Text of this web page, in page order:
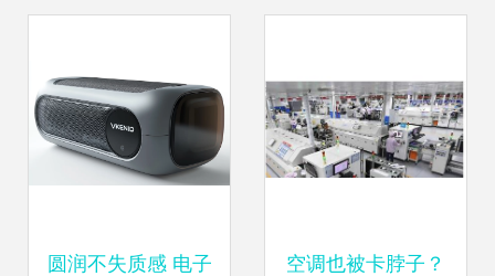
产
圆润不失质感 电子 空调也被卡脖子？